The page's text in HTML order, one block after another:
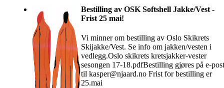
Bestilling av OSK Softshell Jakke/Vest -
Frist 25 mai!
Vi minner om bestilling av Oslo Skikrets
Skijakke/Vest. Se info om jakken/vesten i
vedlegg.Oslo skikrets kretsjakker-vester
sesongen 17-18.pdfBestilling gjøres på e-post
til kasper@njaard.no Frist for bestilling er
25.mai